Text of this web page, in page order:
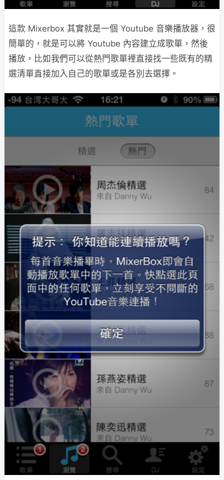
這款 Mixerbox 其實就是一個 Youtube 音樂播放器，很
簡單的，就是可以將 Youtube 內容建立成歌單，然後
播放，比如我們可以從熱門歌單裡直接找一些既有的精
選清單直接加入自己的歌單或是各別去選擇。